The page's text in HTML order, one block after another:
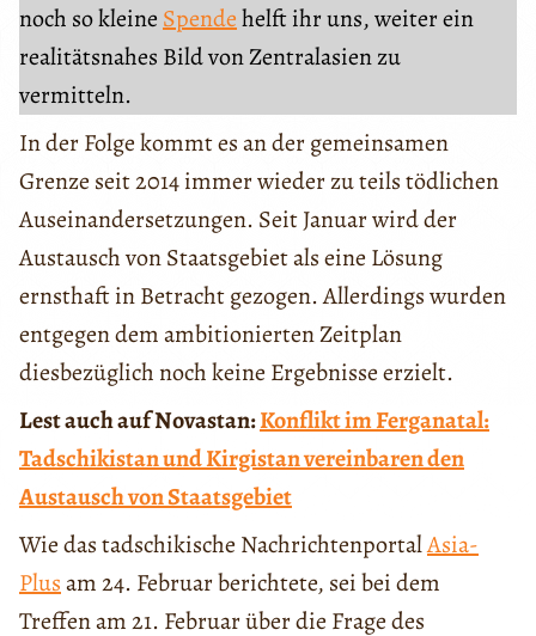
noch so kleine Spendehelft ihr uns, weiter ein
realitätsnahes Bild von Zentralasien zu
vermitteln.
In der Folge kommt es an der gemeinsamen
Grenze seit 2014 immer wieder zu teils tödlichen
Auseinandersetzungen. Seit Januar wird der
Austausch von Staatsgebiet als eine Lösung
ernsthaft in Betracht gezogen. Allerdings wurden
entgegen dem ambitionierten Zeitplan
diesbezüglich noch keine Ergebnisse erzielt.
Lest auch auf Novastan:Konflikt im Ferganatal:
Tadschikistan und Kirgistan vereinbaren den
Austausch von Staatsgebiet
Wie das tadschikische NachrichtenportalAsia-
Plusam 24. Februar berichtete, sei bei dem
Treffen am 21. Februar über die Frage des